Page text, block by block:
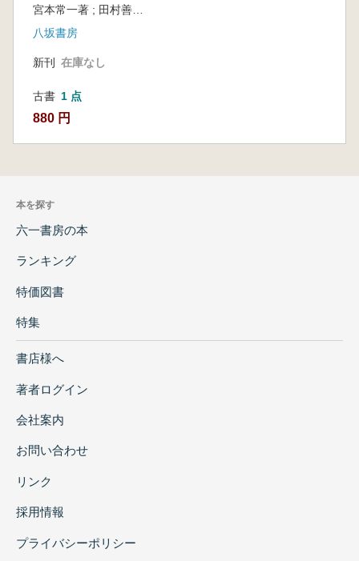
宮本常一著 ; 田村善次郎編
八坂書房
新刊 在庫なし
古書 1 点
880 円
本を探す
六一書房の本
ランキング
特価図書
特集
書店様へ
著者ログイン
会社案内
お問い合わせ
リンク
採用情報
プライバシーポリシー